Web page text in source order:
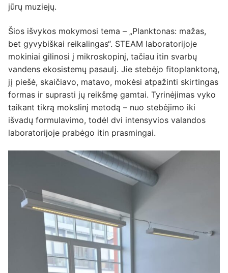
jūrų muziejų.
Šios išvykos mokymosi tema – „Planktonas: mažas,
bet gyvybiškai reikalingas“. STEAM laboratorijoje
mokiniai gilinosi į mikroskopinį, tačiau itin svarbų
vandens ekosistemų pasaulį. Jie stebėjo fitoplanktoną,
jį piešė, skaičiavo, matavo, mokėsi atpažinti skirtingas
formas ir suprasti jų reikšmę gamtai. Tyrinėjimas vyko
taikant tikrą mokslinį metodą – nuo stebėjimo iki
išvadų formulavimo, todėl dvi intensyvios valandos
laboratorijoje prabėgo itin prasmingai.